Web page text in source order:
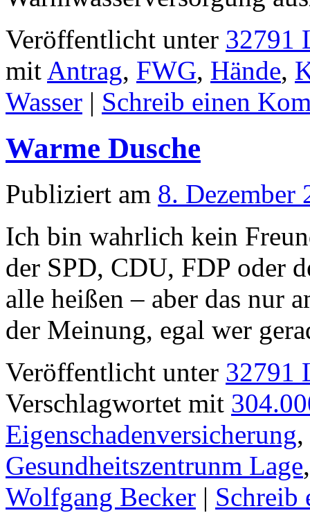
Veröffentlicht unter 32791
mit Antrag, FWG, Hände,
Wasser | Schreib einen
Warme Dusche
Publiziert am 8. Dezember
Ich bin wahrlich kein
der SPD, CDU, FDP oder
alle heißen – aber das nur
der Meinung, egal wer
Veröffentlicht unter 32791
Verschlagwortet mit
Eigenschadenversicherung,
Gesundheitszentrunm Lage
Wolfgang Becker | Schreib